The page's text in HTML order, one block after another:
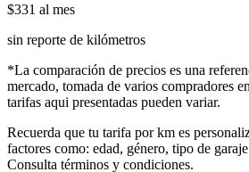
$331 al mes
sin reporte de kilómetros
*La comparación de precios es una
mercado, tomada de varios compradores
tarifas aqui presentadas pueden variar.
Recuerda que tu tarifa por km es
factores como: edad, género, tipo de
Consulta términos y condiciones.